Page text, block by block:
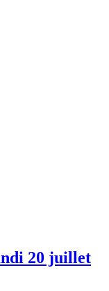
20 juillet